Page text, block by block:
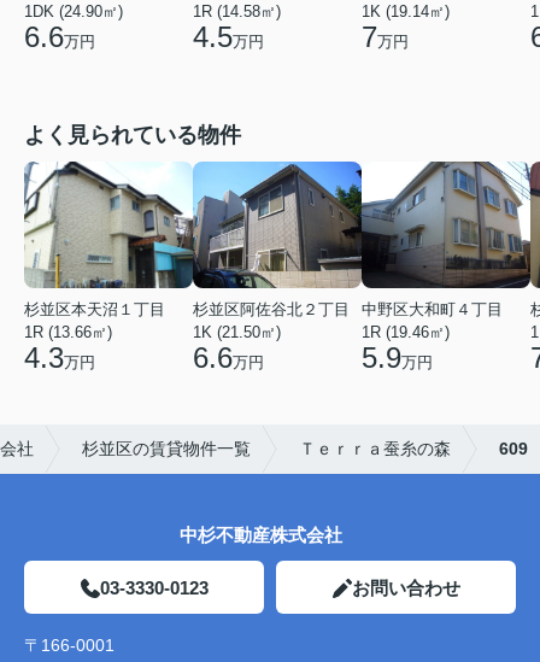
1DK (24.90㎡)
6.6万円
1R (14.58㎡)
4.5万円
1K (19.14㎡)
7万円
よく見られている物件
杉並区本天沼１丁目
1R (13.66㎡)
4.3万円
杉並区阿佐谷北２丁目
1K (21.50㎡)
6.6万円
中野区大和町４丁目
1R (19.46㎡)
5.9万円
社 杉並区の賃貸物件一覧 Ｔｅｒｒａ蚕糸の森 609
中杉不動産株式会社
03-3330-0123 お問い合わせ
〒166-0001